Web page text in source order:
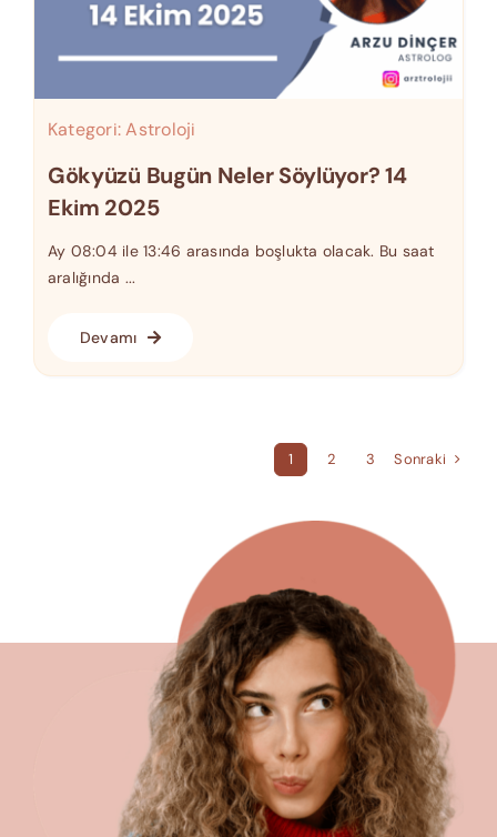
Kategori:Astroloji
Gökyüzü Bugün Neler Söylüyor? 14
Ekim 2025
Ay 08:04 ile 13:46 arasında boşlukta olacak. Bu saat
aralığında ...
Devamı
1 2 3 Sonraki